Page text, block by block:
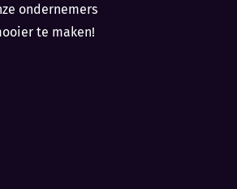
ondernemers
te maken!